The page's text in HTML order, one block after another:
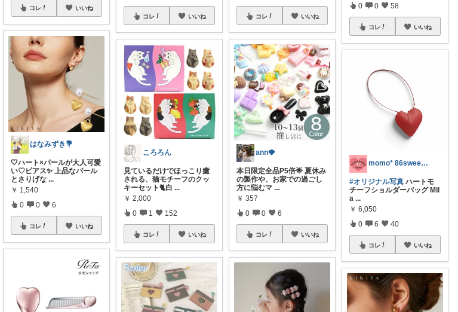
コレ いいね
はなみずき💐
🤍ハート×パールが大人可愛
い♡ピアス✨ 上品なパール
とさりげな ...
￥ 1,540
0 0 6
コレ いいね
コレ いいね
ころろん
見ているだけでほっこり癒
される、猫モチーフのクッ
キーセット🐈白 ...
￥ 2,000
0 1 152
コレ いいね
コレ いいね
ann🍓
本日限定全品P5倍🌟 夏休み
の製作や、お家での過ごし
方に悩むマ ...
￥ 357
0 0 6
コレ いいね
0 0 58
コレ いいね
momo* 86sweet_mf26
#オリジナル写真 ハートモ
チーフショルダーバッグ Mil
a ...
￥ 6,050
0 6 40
コレ いいね